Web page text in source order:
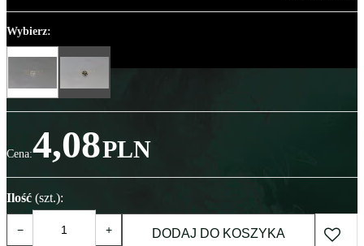
Wybierz:
Cena:4,08PLN
Ilość (szt.):
− + DODAJ DO KOSZYKA